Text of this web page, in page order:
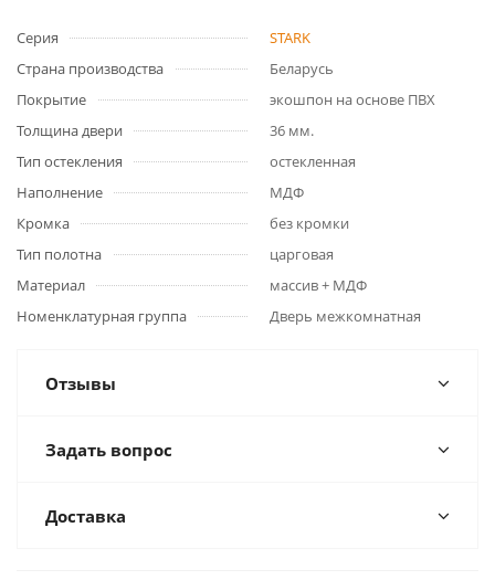
Серия
STARK
Страна производства
Беларусь
Покрытие
экошпон на основе ПВХ
Толщина двери
36 мм.
Тип остекления
остекленная
Наполнение
МДФ
Кромка
без кромки
Тип полотна
царговая
Материал
массив + МДФ
Номенклатурная группа
Дверь межкомнатная
Отзывы
Задать вопрос
Доставка